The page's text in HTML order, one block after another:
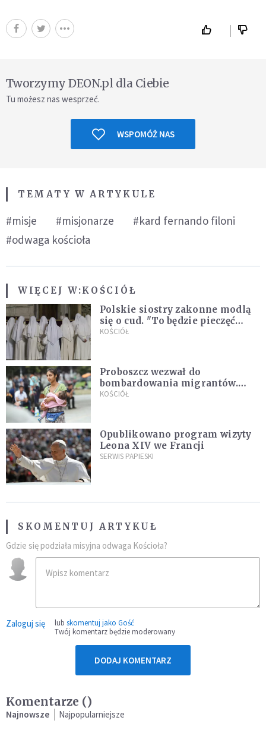
Tworzymy DEON.pl dla Ciebie
Tu możesz nas wesprzeć.
WSPOMÓŻ NAS
TEMATY W ARTYKULE
#misje #misjonarze
#kard fernando filoni
#odwaga kościoła
WIĘCEJ W:KOŚCIÓŁ
Polskie siostry zakonne modlą
się o cud. "To będzie pieczęć
Pana Boga dla naszej wiary"
KOŚCIÓŁ
Proboszcz wezwał do
bombardowania migrantów.
"Masowy ogień przeciwko
KOŚCIÓŁ
Opublikowano program wizyty
Leona XIV we Francji
SERWIS PAPIESKI
SKOMENTUJ ARTYKUŁ
Gdzie się podziała misyjna odwaga Kościoła?
Zaloguj się lub skomentuj jako Gość
Twój komentarz będzie moderowany
DODAJ KOMENTARZ
Komentarze ()
Najnowsze Najpopularniejsze